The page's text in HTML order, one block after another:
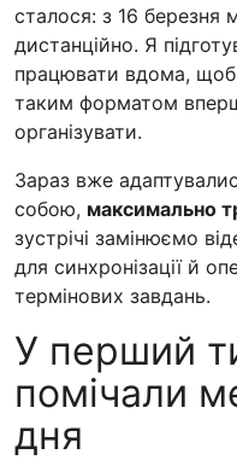
сталося: з 16 березня
дистанційно. Я
працювати вдома, щоб
таким форматом
організувати.
Зараз вже
собою, максимально
зустрічі замінюємо
для синхронізації й
термінових завдань.
У перший
помічали
дня